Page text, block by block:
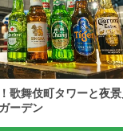
歌舞伎町タワーと夜
ーデン